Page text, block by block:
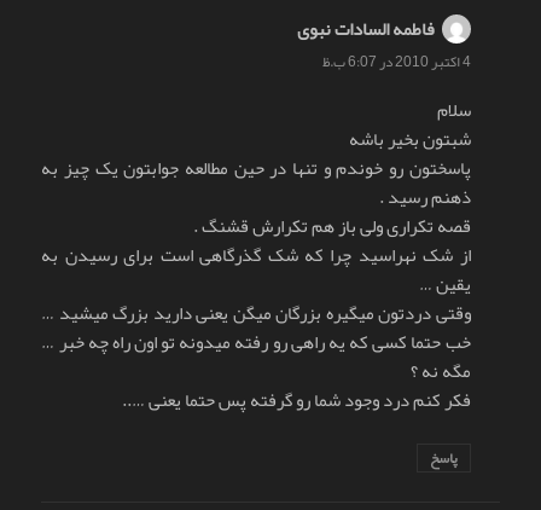
فاطمه السادات نبوی
4 اکتبر 2010 در 6:07 ب.ظ
سلام
شبتون بخیر باشه
پاسختون رو خوندم و تنها در حین مطالعه جوابتون یک چیز به
ذهنم رسید .
قصه تکراری ولی باز هم تکرارش قشنگ .
از شک نهراسید چرا که شک گذرگاهی است برای رسیدن به
یقین …
وقتی دردتون میگیره بزرگان میگن یعنی دارید بزرگ میشید …
خب حتما کسی که یه راهی رو رفته میدونه تو اون راه چه خبر …
مگه نه ؟
فکر کنم درد وجود شما رو گرفته پس حتما یعنی …..
پاسخ